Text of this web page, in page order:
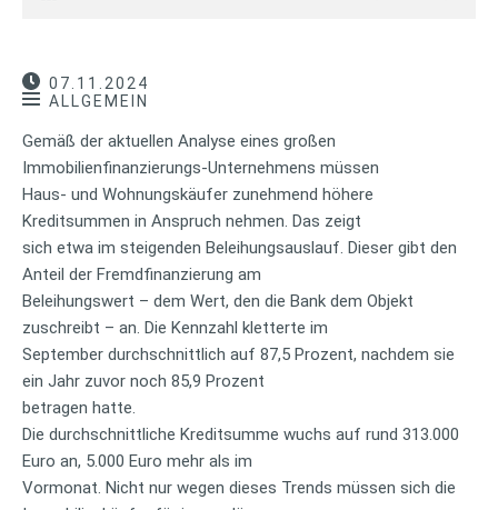
07.11.2024
ALLGEMEIN
Gemäß der aktuellen Analyse eines großen
Immobilienfinanzierungs-Unternehmens müssen
Haus- und Wohnungskäufer zunehmend höhere
Kreditsummen in Anspruch nehmen. Das zeigt
sich etwa im steigenden Beleihungsauslauf. Dieser gibt den
Anteil der Fremdfinanzierung am
Beleihungswert – dem Wert, den die Bank dem Objekt
zuschreibt – an. Die Kennzahl kletterte im
September durchschnittlich auf 87,5 Prozent, nachdem sie
ein Jahr zuvor noch 85,9 Prozent
betragen hatte.
Die durchschnittliche Kreditsumme wuchs auf rund 313.000
Euro an, 5.000 Euro mehr als im
Vormonat. Nicht nur wegen dieses Trends müssen sich die